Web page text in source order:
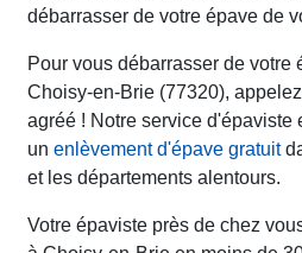
débarrasser de votre épave de
Pour vous débarrasser de votre
Choisy-en-Brie (77320),
agréé ! Notre service d'épaviste
un enlèvement d'épave gratuit
et les départements alentours.
Votre épaviste près de chez